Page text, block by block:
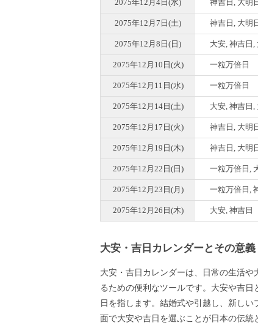
2075年12月4日(水) 神吉日, 大明
2075年12月7日(土) 神吉日, 大明
2075年12月8日(日) 大安, 神吉日,
2075年12月10日(火) 一粒万倍日
2075年12月11日(水) 一粒万倍日
2075年12月14日(土) 大安, 神吉日,
2075年12月17日(火) 神吉日, 大明
2075年12月19日(木) 神吉日, 大明
2075年12月22日(日) 一粒万倍日,
2075年12月23日(月) 一粒万倍日,
2075年12月26日(木) 大安, 神吉日
大安・吉日カレンダーとその意義
大安・吉日カレンダーは、日常の生活
るための便利なツールです。大安や吉
日を指します。結婚式や引越し、新し
面で大安や吉日を選ぶことが日本の伝統